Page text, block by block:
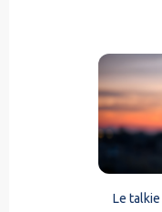
Le